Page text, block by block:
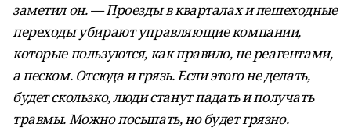
заметил он. — Проезды в кварталах и пешеходные
переходы убирают управляющие компании,
которые пользуются, как правило, не реагентами,
а песком. Отсюда и грязь. Если этого не делать,
будет скользко, люди станут падать и получать
травмы. Можно посыпать, но будет грязно.